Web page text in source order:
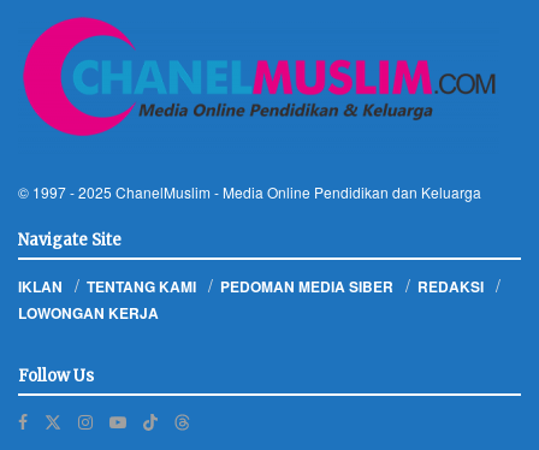
© 1997 - 2025 ChanelMuslim - Media Online Pendidikan dan Keluarga
Navigate Site
IKLAN TENTANG KAMI PEDOMAN MEDIA SIBER
REDAKSI
LOWONGAN KERJA
Follow Us